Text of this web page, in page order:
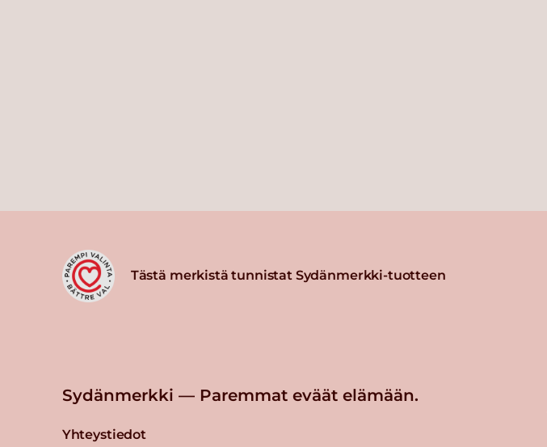
Tästä merkistä tunnistat Sydänmerkki-tuotteen
Sydänmerkki — Paremmat eväät elämään.
Yhteystiedot